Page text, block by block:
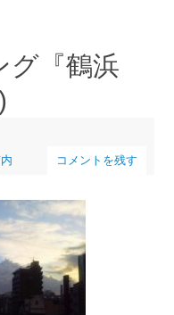
グ『鶴浜
コメントを残す